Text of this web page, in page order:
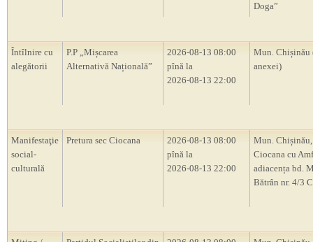
Doga”
Întîlnire cu
alegătorii
P.P „Mișcarea
Alternativă Națională”
2026-08-13 08:00
pînă la
2026-08-13 22:00
Mun. Chișinău
anexei)
Manifestaţie
social-
culturală
Pretura sec Ciocana
2026-08-13 08:00
pînă la
2026-08-13 22:00
Mun.
Ciocana cu
adiacența bd.
Bătrân nr. 4/3